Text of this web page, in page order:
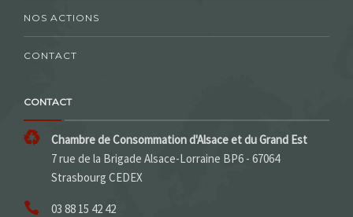
NOS ACTIONS
CONTACT
CONTACT
Chambre de Consommation d'Alsace et du Grand Est
7 rue de la Brigade Alsace-Lorraine BP6 - 67064
Strasbourg CEDEX
03 88 15 42 42